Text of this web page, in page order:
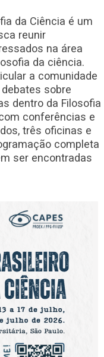
da Ciência é um
reunir
na área
da ciência.
a comunidade
sobre
dentro da Filosofia
conferências e
três oficinas e
completa
ser encontradas